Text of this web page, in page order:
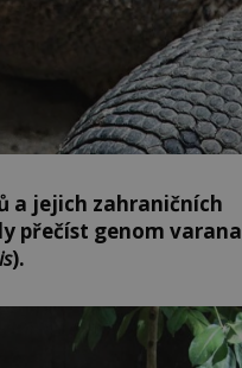
a jejich zahraničních
přečíst genom varana
).